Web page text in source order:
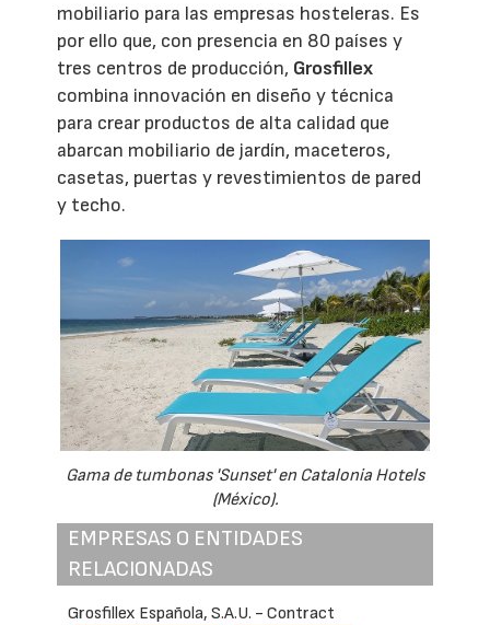
mobiliario para las empresas hosteleras. Es
por ello que, con presencia en 80 países y
tres centros de producción, Grosfillex
combina innovación en diseño y técnica
para crear productos de alta calidad que
abarcan mobiliario de jardín, maceteros,
casetas, puertas y revestimientos de pared
y techo.
Gama de tumbonas 'Sunset' en Catalonia Hotels
(México).
EMPRESAS O ENTIDADES
RELACIONADAS
Grosfillex Española, S.A.U. - Contract